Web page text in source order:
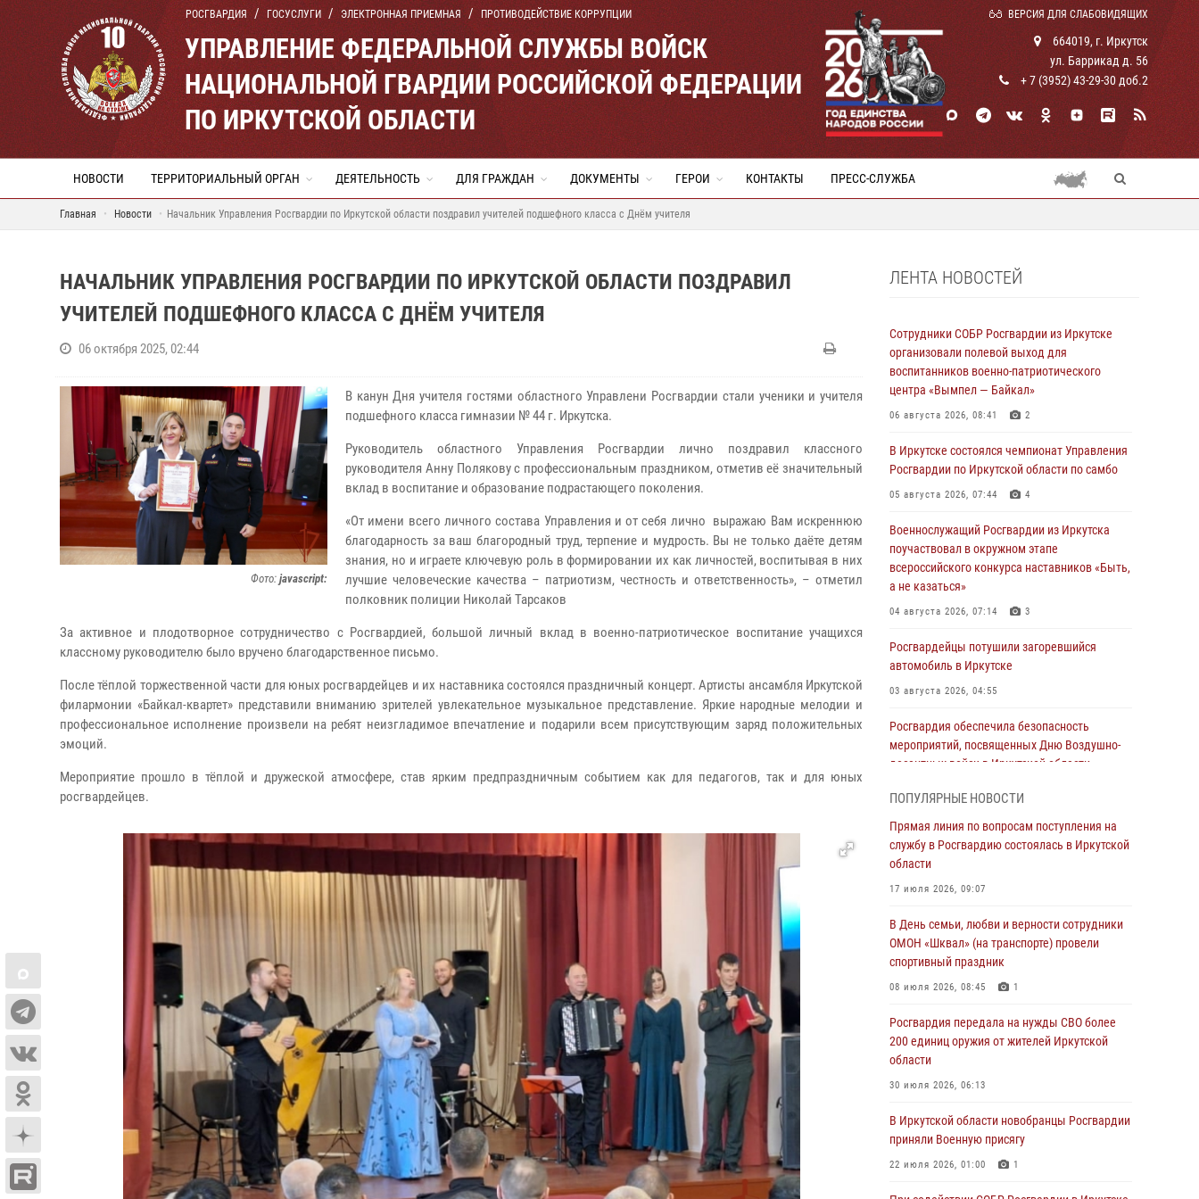
РОСГВАРДИЯ ГОСУСЛУГИ ЭЛЕКТРОННАЯ ПРИЕМНАЯ ПРОТИВОДЕЙСТВИЕ КОРРУПЦИИ ВЕРСИЯ ДЛЯ СЛАБОВИДЯЩИХ
УПРАВЛЕНИЕ ФЕДЕРАЛЬНОЙ СЛУЖБЫ ВОЙСК
НАЦИОНАЛЬНОЙ ГВАРДИИ РОССИЙСКОЙ ФЕДЕРАЦИИ
ПО ИРКУТСКОЙ ОБЛАСТИ
664019, г. Иркутск
ул. Баррикад д. 56
+ 7 (3952) 43-29-30 доб.2
НОВОСТИ ТЕРРИТОРИАЛЬНЫЙ ОРГАН ДЕЯТЕЛЬНОСТЬ ДЛЯ ГРАЖДАН ДОКУМЕНТЫ ГЕРОИ КОНТАКТЫ ПРЕСС-СЛУЖБА
Главная Новости Начальник Управления Росгвардии по Иркутской области поздравил учителей подшефного класса с Днём учителя
НАЧАЛЬНИК УПРАВЛЕНИЯ РОСГВАРДИИ ПО ИРКУТСКОЙ ОБЛАСТИ ПОЗДРАВИЛ
УЧИТЕЛЕЙ ПОДШЕФНОГО КЛАССА С ДНЁМ УЧИТЕЛЯ
06 октября 2025, 02:44
Фото: javascript:
В канун Дня учителя гостями областного Управлени Росгвардии стали ученики и учителя
подшефного класса гимназии № 44 г. Иркутска.
Руководитель областного Управления Росгвардии лично поздравил классного
руководителя Анну Полякову с профессиональным праздником, отметив её значительный
вклад в воспитание и образование подрастающего поколения.
«От имени всего личного состава Управления и от себя лично выражаю Вам искреннюю
благодарность за ваш благородный труд, терпение и мудрость. Вы не только даёте детям
знания, но и играете ключевую роль в формировании их как личностей, воспитывая в них
лучшие человеческие качества – патриотизм, честность и ответственность», – отметил
полковник полиции Николай Тарсаков
За активное и плодотворное сотрудничество с Росгвардией, большой личный вклад в военно-патриотическое воспитание учащихся
классному руководителю было вручено благодарственное письмо.
После тёплой торжественной части для юных росгвардейцев и их наставника состоялся праздничный концерт. Артисты ансамбля Иркутской
филармонии «Байкал-квартет» представили вниманию зрителей увлекательное музыкальное представление. Яркие народные мелодии и
профессиональное исполнение произвели на ребят неизгладимое впечатление и подарили всем присутствующим заряд положительных
эмоций.
Мероприятие прошло в тёплой и дружеской атмосфере, став ярким предпраздничным событием как для педагогов, так и для юных
росгвардейцев.
ЛЕНТА НОВОСТЕЙ
Сотрудники СОБР Росгвардии из Иркутске
организовали полевой выход для
воспитанников военно-патриотического
центра «Вымпел — Байкал»
06 августа 2026, 08:41 2
В Иркутске состоялся чемпионат Управления
Росгвардии по Иркутской области по самбо
05 августа 2026, 07:44 4
Военнослужащий Росгвардии из Иркутска
поучаствовал в окружном этапе
всероссийского конкурса наставников «Быть,
а не казаться»
04 августа 2026, 07:14 3
Росгвардейцы потушили загоревшийся
автомобиль в Иркутске
03 августа 2026, 04:55
Росгвардия обеспечила безопасность
мероприятий, посвященных Дню Воздушно-
десантных войск в Иркутской области
Росгвардейцы из Братска присоединились к
донорской акции «От сердца к сердцу»
(видео)
31 июля 2026, 04:37
Сотрудники Росгвардии нашли и вернули
родственникам пропавшую пожилую
женщину в Иркутске
30 июля 2026, 07:37
Росгвардия передала на нужды СВО более
200 единиц оружия от жителей Иркутской
области
30 июля 2026, 06:13
При силовой поддержке СОБР Росгвардии в
Иркутской области провели рейды по
соблюдению миграционного
ПОПУЛЯРНЫЕ НОВОСТИ
Прямая линия по вопросам поступления на
службу в Росгвардию состоялась в Иркутской
области
17 июля 2026, 09:07
В День семьи, любви и верности сотрудники
ОМОН «Шквал» (на транспорте) провели
спортивный праздник
08 июля 2026, 08:45 1
Росгвардия передала на нужды СВО более
200 единиц оружия от жителей Иркутской
области
30 июля 2026, 06:13
В Иркутской области новобранцы Росгвардии
приняли Военную присягу
22 июля 2026, 01:00 1